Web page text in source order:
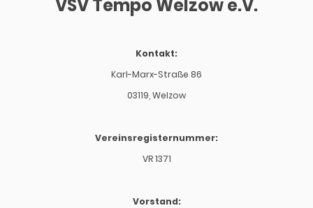
VSV Tempo Welzow e.V.
Kontakt:
Karl-Marx-Straße 86
03119, Welzow
Vereinsregisternummer:
VR 1371
Vorstand: